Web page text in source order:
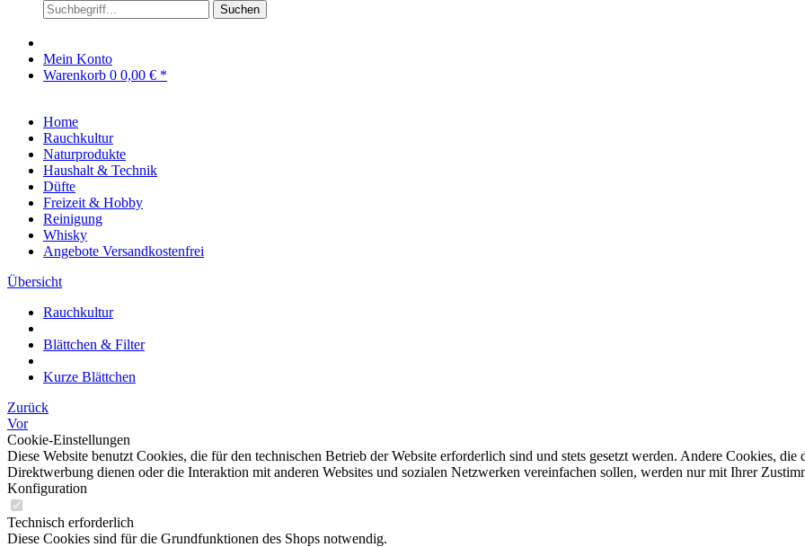
Suchen
Mein Konto
Warenkorb 0 0,00 € *
Home
Rauchkultur
Naturprodukte
Haushalt & Technik
Düfte
Freizeit & Hobby
Reinigung
Whisky
Angebote Versandkostenfrei
Übersicht
Rauchkultur
Blättchen & Filter
Kurze Blättchen
Zurück
Vor
Cookie-Einstellungen
Diese Website benutzt Cookies, die für den technischen Betrieb der Website erforderlich sind und stets gesetzt werden. Andere Cookies,
Direktwerbung dienen oder die Interaktion mit anderen Websites und sozialen Netzwerken vereinfachen sollen, werden nur mit Ihrer
Konfiguration
Technisch erforderlich
Diese Cookies sind für die Grundfunktionen des Shops notwendig.